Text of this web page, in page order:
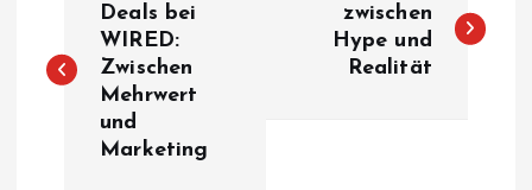
i
Deals bei
WIRED:
Zwischen
Mehrwert
und
Marketing
zwischen
Hype und
Realität